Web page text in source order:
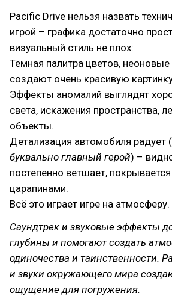
Pacific Drive нельзя назвать
игрой – графика достаточно
визуальный стиль не плох:
Тёмная палитра цветов,
создают очень красивую
Эффекты аномалий выглядят
света, искажения пространства,
объекты.
Детализация автомобиля радует (
буквально главный герой) –
постепенно ветшает,
царапинами.
Всё это играет игре на атмосферу.
Саундтрек и звуковые эффекты
глубины и помогают создать
одиночества и таинственности.
и звуки окружающего мира
ощущение для погружения.